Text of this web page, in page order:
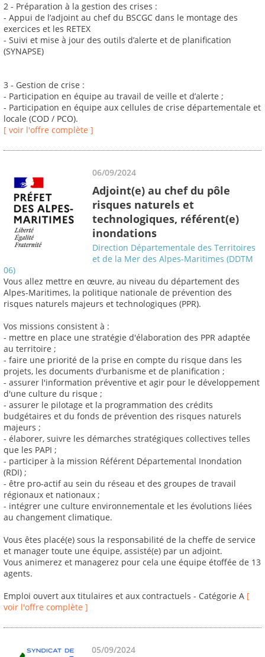
2 - Préparation à la gestion des crises :
- Appui de l’adjoint au chef du BSCGC dans le montage des
exercices et les RETEX
- Suivi et mise à jour des outils d’alerte et de planification
(SYNAPSE)
3 - Gestion de crise :
- Participation en équipe au travail de veille et d’alerte ;
- Participation en équipe aux cellules de crise départementale et
locale (COD / PCO).
[ voir l'offre complète ]
06/09/2024
Adjoint(e) au chef du pôle
risques naturels et
technologiques, référent(e)
inondations
Direction Départementale des Territoires
et de la Mer des Alpes-Maritimes (DDTM
06)
Vous allez mettre en œuvre, au niveau du département des
Alpes-Maritimes, la politique nationale de prévention des
risques naturels majeurs et technologiques (PPR).
Vos missions consistent à :
- mettre en place une stratégie d'élaboration des PPR adaptée
au territoire ;
- faire une priorité de la prise en compte du risque dans les
projets, les documents d'urbanisme et de planification ;
- assurer l'information préventive et agir pour le développement
d'une culture du risque ;
- assurer le pilotage et la programmation des crédits
budgétaires et du fonds de prévention des risques naturels
majeurs ;
- élaborer, suivre les démarches stratégiques collectives telles
que les PAPI ;
- participer à la mission Référent Départemental Inondation
(RDI) ;
- être pro-actif au sein du réseau et des groupes de travail
régionaux et nationaux ;
- intégrer une culture environnementale et les évolutions liées
au changement climatique.
Vous êtes placé(e) sous la responsabilité de la cheffe de service
et manager toute une équipe, assisté(e) par un adjoint.
Vous animerez et managerez pour cela une équipe étoffée de 13
agents.
Emploi ouvert aux titulaires et aux contractuels - Catégorie A [
voir l'offre complète ]
05/09/2024